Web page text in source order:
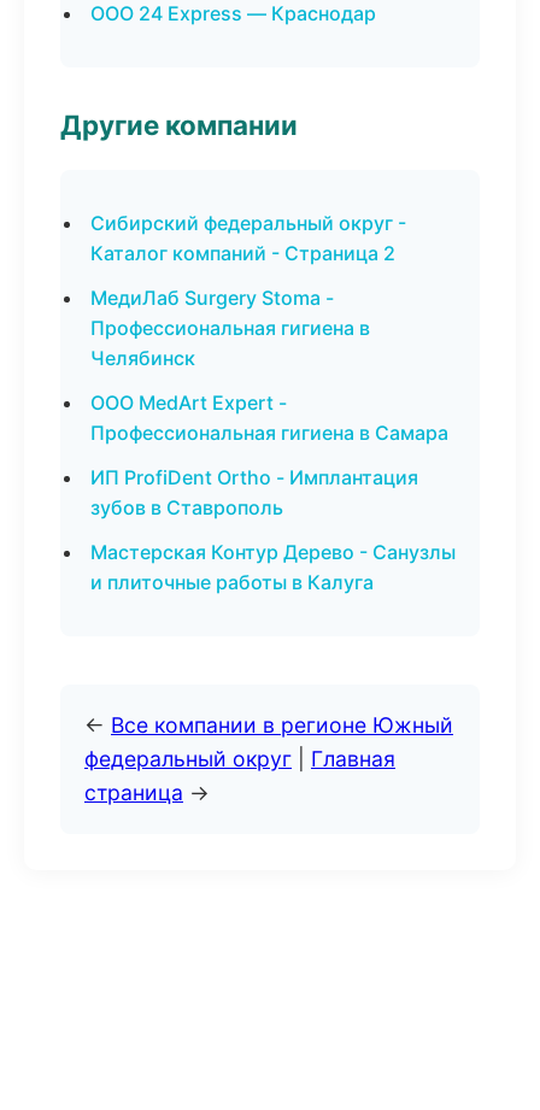
ООО 24 Express — Краснодар
Другие компании
Сибирский федеральный округ -
Каталог компаний - Страница 2
МедиЛаб Surgery Stoma -
Профессиональная гигиена в
Челябинск
ООО MedArt Expert -
Профессиональная гигиена в Самара
ИП ProfiDent Ortho - Имплантация
зубов в Ставрополь
Мастерская Контур Дерево - Санузлы
и плиточные работы в Калуга
← Все компании в регионе Южный
федеральный округ
Главная
страница →